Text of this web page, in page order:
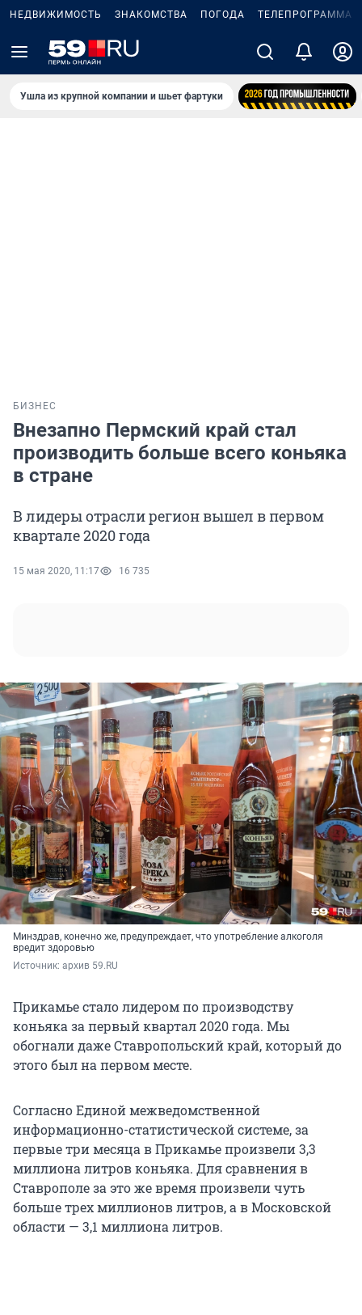
НЕДВИЖИМОСТЬ ЗНАКОМСТВА ПОГОДА ТЕЛЕПРОГРАММА
Ушла из крупной компании и шьет фартуки
БИЗНЕС
Внезапно Пермский край стал
производить больше всего коньяка
в стране
В лидеры отрасли регион вышел в первом
квартале 2020 года
15 мая 2020, 11:17 16 735
Минздрав, конечно же, предупреждает, что употребление алкоголя
вредит здоровью
Источник: архив 59.RU
Прикамье стало лидером по производству
коньяка за первый квартал 2020 года. Мы
обогнали даже Ставропольский край, который до
этого был на первом месте.
Согласно Единой межведомственной
информационно-статистической системе, за
первые три месяца в Прикамье произвели 3,3
миллиона литров коньяка. Для сравнения в
Ставрополе за это же время произвели чуть
больше трех миллионов литров, а в Московской
области — 3,1 миллиона литров.